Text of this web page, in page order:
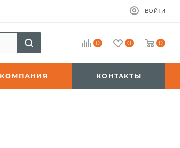
ВОЙТИ
0 0 0
КОМПАНИЯ КОНТАКТЫ